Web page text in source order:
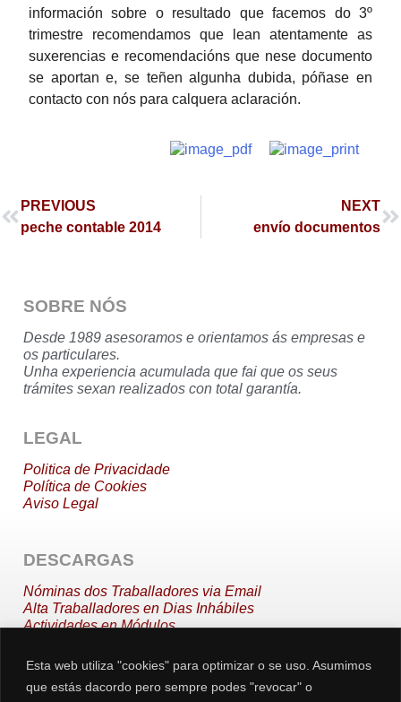
Esta web utiliza "cookies" para optimizar o se uso. Asumimos
que estás dacordo pero sempre podes "revocar" o
información sobre o resultado que facemos do 3º
trimestre recomendamos que lean atentamente as
suxerencias e recomendacións que nese documento
se aportan e, se teñen algunha dubida, póñase en
contacto con nós para calquera aclaración.
PREVIOUS
peche contable 2014
NEXT
envío documentos
SOBRE NÓS
Desde 1989 asesoramos e orientamos ás empresas e
os particulares.
Unha experiencia acumulada que fai que os seus
trámites sexan realizados con total garantía.
LEGAL
Politica de Privacidade
Política de Cookies
Aviso Legal
DESCARGAS
Nóminas dos Traballadores via Email
Alta Traballadores en Dias Inhábiles
Actividades en Módulos